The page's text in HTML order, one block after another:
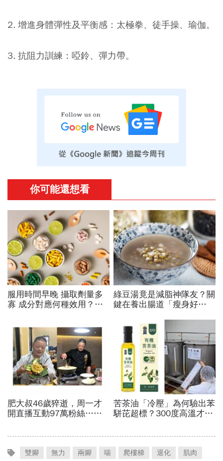
2. 增進身體彈性及平衡感：太極拳、徒手操、瑜伽。
3. 抗阻力訓練：啞鈴、彈力帶。
雙腳 無力 兩腳 喘 爬樓梯 退化
肌肉